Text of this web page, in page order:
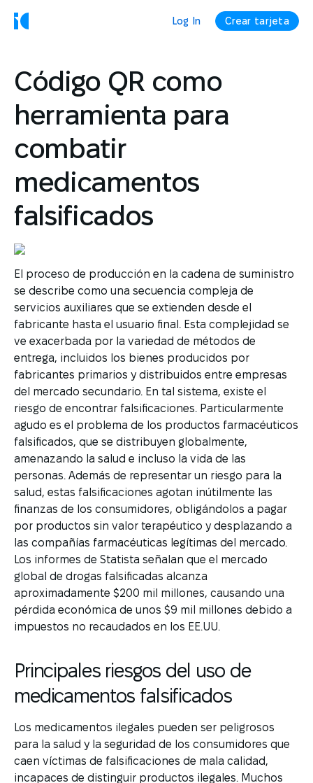
Log In Crear tarjeta
Código QR como
herramienta para
combatir
medicamentos
falsificados
El proceso de producción en la cadena de suministro
se describe como una secuencia compleja de
servicios auxiliares que se extienden desde el
fabricante hasta el usuario final. Esta complejidad se
ve exacerbada por la variedad de métodos de
entrega, incluidos los bienes producidos por
fabricantes primarios y distribuidos entre empresas
del mercado secundario. En tal sistema, existe el
riesgo de encontrar falsificaciones. Particularmente
agudo es el problema de los productos farmacéuticos
falsificados, que se distribuyen globalmente,
amenazando la salud e incluso la vida de las
personas. Además de representar un riesgo para la
salud, estas falsificaciones agotan inútilmente las
finanzas de los consumidores, obligándolos a pagar
por productos sin valor terapéutico y desplazando a
las compañías farmacéuticas legítimas del mercado.
Los informes de Statista señalan que el mercado
global de drogas falsificadas alcanza
aproximadamente $200 mil millones, causando una
pérdida económica de unos $9 mil millones debido a
impuestos no recaudados en los EE.UU.
Principales riesgos del uso de
medicamentos falsificados
Los medicamentos ilegales pueden ser peligrosos
para la salud y la seguridad de los consumidores que
caen víctimas de falsificaciones de mala calidad,
incapaces de distinguir productos ilegales. Muchos